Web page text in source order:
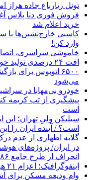
تونل زیارباغ جاده
فروش فوری دنا پلاس
خرید اعلام شد
وارد کن!
خاموشی سراسری،
افت ۲۴ درصدی تولید خودرو در کشور
۶۵۰۰ اتوبوس برای
می‌شود
خودرو بی‌مهابا در
پیشگیری از تب کریمه
است
است؟ / آینده ایران را
گلایه اطهاری از عدم
در ایران/ پروژه‌های
انحراف از طرح جامع ۱۳۸۶ به کشور آسیب زد
اینفوگرافیک؛ اعزام ۲۱ هزار زائر اربعین از آذربایجان‌شرقی
وام ودیعه مسکن برای